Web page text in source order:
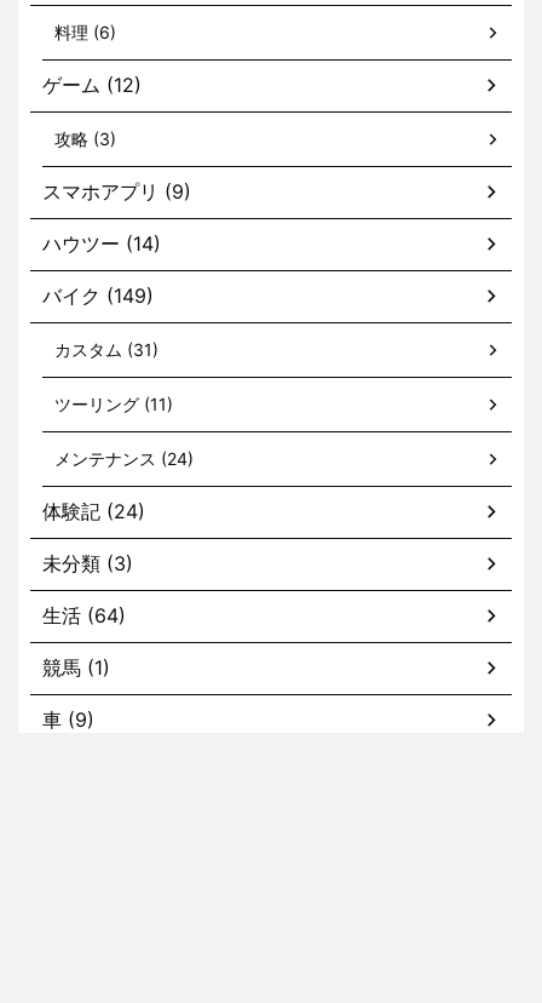
料理 (6)
ゲーム (12)
攻略 (3)
スマホアプリ (9)
ハウツー (14)
バイク (149)
カスタム (31)
ツーリング (11)
メンテナンス (24)
体験記 (24)
未分類 (3)
生活 (64)
競馬 (1)
車 (9)